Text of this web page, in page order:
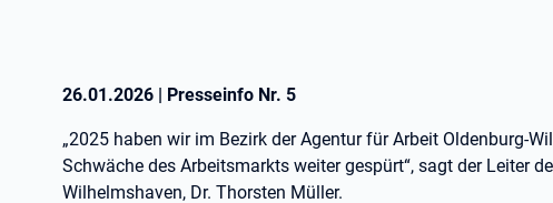
26.01.2026 | Presseinfo Nr. 5
„2025 haben wir im Bezirk der Agentur für Arbeit Oldenburg-
Schwäche des Arbeitsmarkts weiter gespürt“, sagt der Leiter
Wilhelmshaven, Dr. Thorsten Müller.